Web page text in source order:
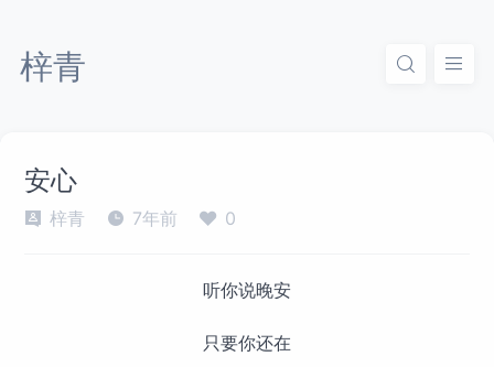
梓青
安心
梓青 7年前 0
听你说晚安
只要你还在